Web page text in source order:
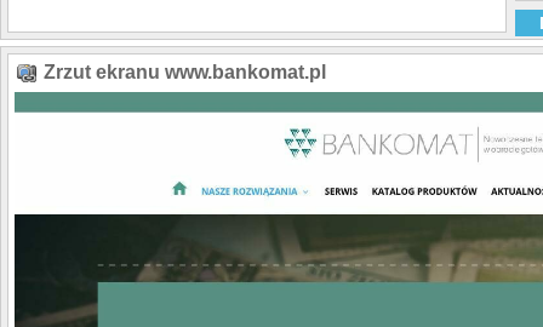
Zrzut ekranu www.bankomat.pl